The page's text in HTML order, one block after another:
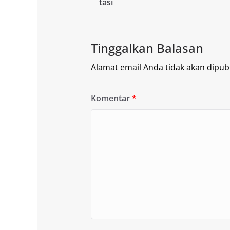
Tinggalkan Balasan
Alamat email Anda tidak akan
Komentar*